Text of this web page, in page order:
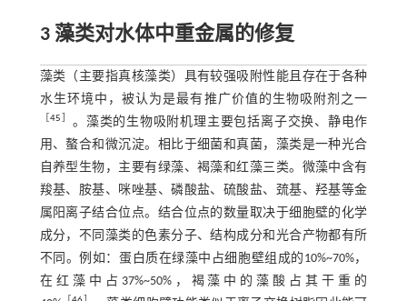
3 藻类对水体中重金属的修复
藻类（主要指真核藻类）具有较强吸附性能且存在于各种
水生环境中，被认为是最有推广价值的生物吸附剂之一
［45
。藻类的生物吸附机理主要包括离子交换、静电作
用、螯合和微沉淀。相比于细菌和真菌，藻类是一种光合
自养型生物，主要有绿藻、褐藻和红藻三类。微藻中含有
羧基、胺基、咪唑基、磷酸盐、硫酸盐、巯基、羟基等金
属阳离子结合位点。结合位点的数量取决于细胞壁的化学
成分，不同藻类的色素分子、结构成分和光合产物都有所
不同。例如：蛋白质在绿藻中占细胞壁组成的10%~70%，
在红藻中占37%~50%，褐藻中的藻酸占其干重的